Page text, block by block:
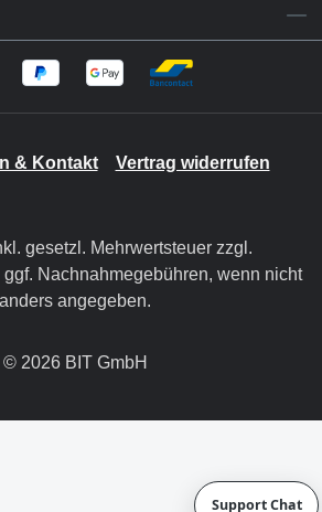
& Kontakt Vertrag widerrufen
gesetzl. Mehrwertsteuer zzgl.
ggf. Nachnahmegebühren, wenn nicht
anders angegeben.
© 2026 BIT GmbH
Support Chat